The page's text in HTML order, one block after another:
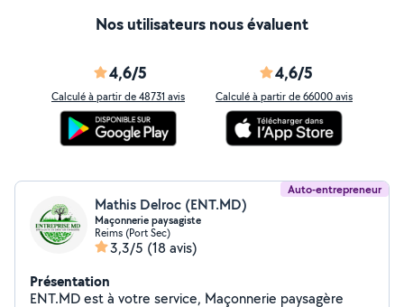
Nos utilisateurs nous évaluent
4,6/5
Calculé à partir de 48731 avis
4,6/5
Calculé à partir de 66000 avis
Auto-entrepreneur
Mathis Delroc (ENT.MD)
Maçonnerie paysagiste
Reims (Port Sec)
3,3/5 (18 avis)
Présentation
ENT.MD est à votre service, Maçonnerie paysagère